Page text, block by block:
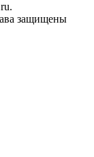
защищены